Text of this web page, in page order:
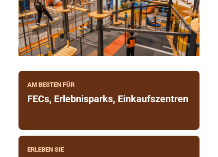
AM BESTEN FÜR
FECs, Erlebnisparks, Einkaufszentren
ERLEBEN SIE